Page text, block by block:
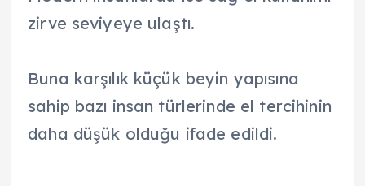
zirve seviyeye ulaştı.
Buna karşılık küçük beyin yapısına
sahip bazı insan türlerinde el tercihinin
daha düşük olduğu ifade edildi.